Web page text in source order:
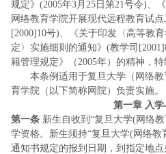
规定》 (2005年3月25 日 第21号令)、
网络教育学院开展现代远程教育试
[2000]10号)、《关于印发〈高等教
定〉实施细则的通知》(教学司
籍管理规定》（2005年）的精神，特
本条例适用于复旦大学（网络教
育学院（以下简称网院）负责实施。
第一章 入
第一条 新生自收到“复旦大学(网络
学资格。新生须持“复旦大学(网络
通知书规定的报到日期，到指定地